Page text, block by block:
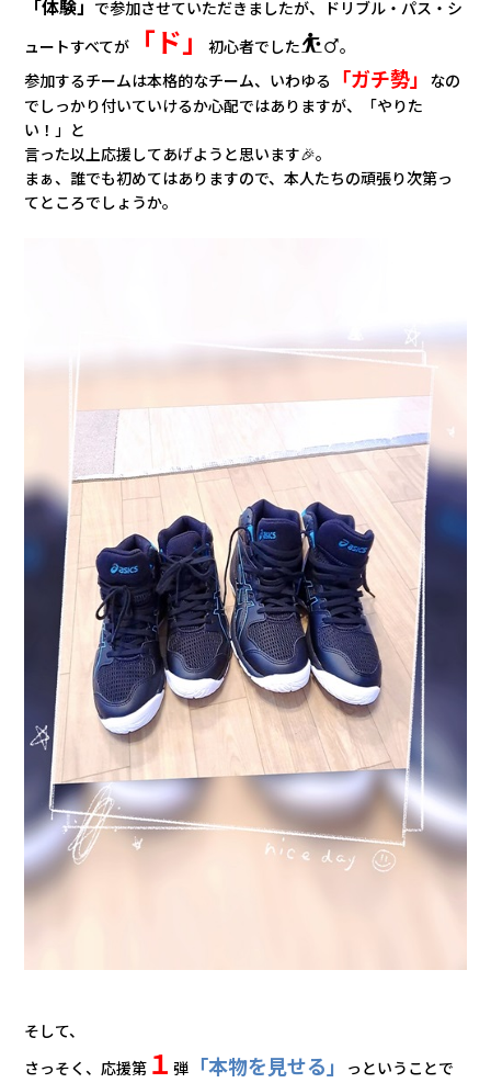
リコ
お問
「体験」 で参加させていただきましたが、ドリブル・パス・シ
ュートすべてが
「ド」初心者でした⛹️‍♂️。
参加するチームは本格的なチーム、いわゆる
「ガチ勢」 なの
でしっかり付いていけるか心配ではありますが、「やりた
い！」と
言った以上応援してあげようと思います🎉。
まぁ、誰でも初めてはありますので、本人たちの頑張り次第っ
てところでしょうか。
そして、
さっそく、応援第 １弾 「本物を見せる」
っということで